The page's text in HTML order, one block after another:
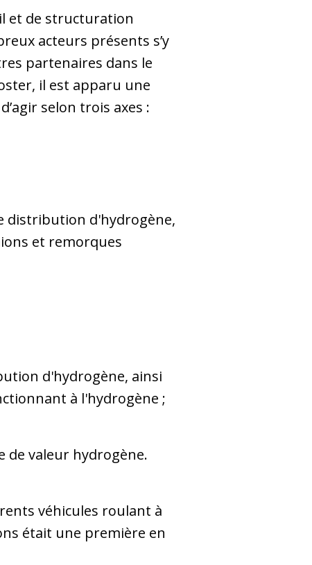
et de structuration
acteurs présents s’y
partenaires dans le
il est apparu une
selon trois axes :
distribution d'hydrogène,
et remorques
d'hydrogène, ainsi
à l'hydrogène ;
de valeur hydrogène.
véhicules roulant à
était une première en